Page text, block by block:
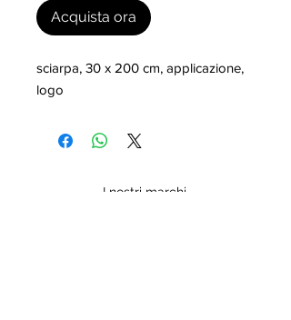
Acquista ora
sciarpa, 30 x 200 cm, applicazione,
logo
I nostri marchi